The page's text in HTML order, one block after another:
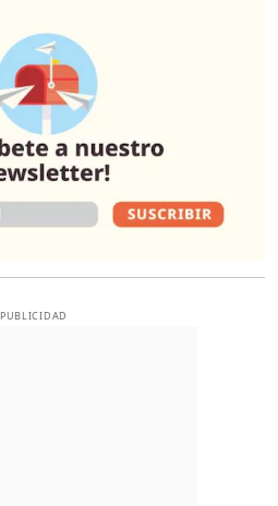
PUBLICIDAD